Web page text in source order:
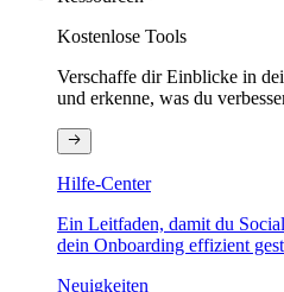
Kostenlose Tools
Verschaffe dir Einblicke in
und erkenne, was du
Hilfe-Center
Ein Leitfaden, damit du
dein Onboarding effizient
Neuigkeiten